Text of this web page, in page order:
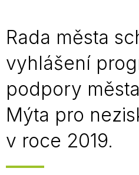
Rada města
vyhlášení
podpory
Mýta pro
v roce 2019.